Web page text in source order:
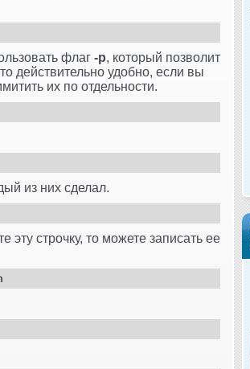
флаг -p, который позволит
действительно удобно, если вы
их по отдельности.
из них сделал.
строчку, то можете записать ее